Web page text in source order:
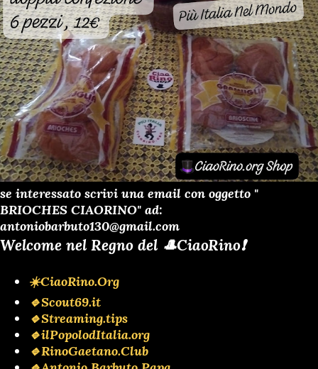
se interessato scrivi una email con oggetto "
BRIOCHES CIAORINO" ad:
antoniobarbuto130@gmail.com
Welcome nel Regno del 🎩CiaoRino❗️
☀️CiaoRino.Org
🔹Scout69.it
🔹Streaming.tips
🔹ilPopolodItalia.org
🔹RinoGaetano.Club